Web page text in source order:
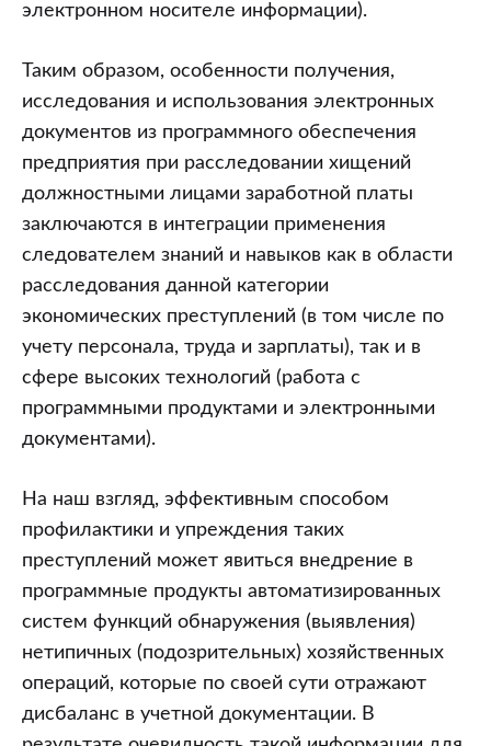
электронном носителе информации).
Таким образом, особенности получения,
исследования и использования электронных
документов из программного обеспечения
предприятия при расследовании хищений
должностными лицами заработной платы
заключаются в интеграции применения
следователем знаний и навыков как в области
расследования данной категории
экономических преступлений (в том числе по
учету персонала, труда и зарплаты), так и в
сфере высоких технологий (работа с
программными продуктами и электронными
документами).
На наш взгляд, эффективным способом
профилактики и упреждения таких
преступлений может явиться внедрение в
программные продукты автоматизированных
систем функций обнаружения (выявления)
нетипичных (подозрительных) хозяйственных
операций, которые по своей сути отражают
дисбаланс в учетной документации. В